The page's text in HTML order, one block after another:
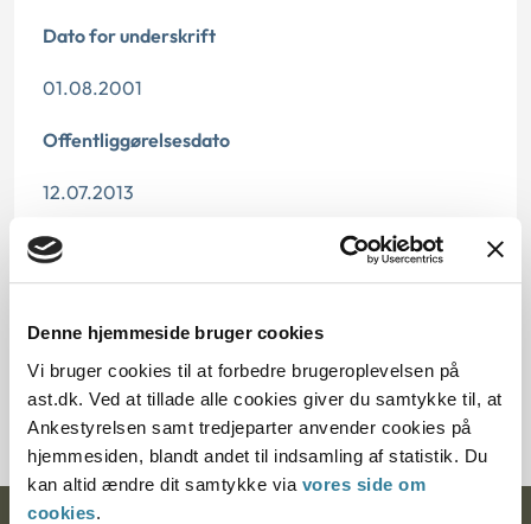
Denne hjemmeside bruger cookies
Vi bruger cookies til at forbedre brugeroplevelsen på
ast.dk. Ved at tillade alle cookies giver du samtykke til, at
Ankestyrelsen samt tredjeparter anvender cookies på
hjemmesiden, blandt andet til indsamling af statistik. Du
kan altid ændre dit samtykke via vores side om
cookies.
Dato for underskrift
01.08.2001
Offentliggørelsesdato
12.07.2013
Paragraf
Journalnummer
200222-00